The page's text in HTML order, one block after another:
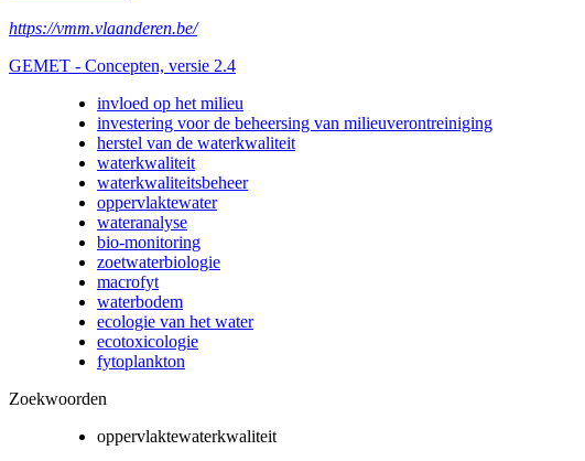
https://vmm.vlaanderen.be/
GEMET - Concepten, versie 2.4
invloed op het milieu
investering voor de beheersing van milieuverontreiniging
herstel van de waterkwaliteit
waterkwaliteit
waterkwaliteitsbeheer
oppervlaktewater
wateranalyse
bio-monitoring
zoetwaterbiologie
macrofyt
waterbodem
ecologie van het water
ecotoxicologie
fytoplankton
Zoekwoorden
oppervlaktewaterkwaliteit